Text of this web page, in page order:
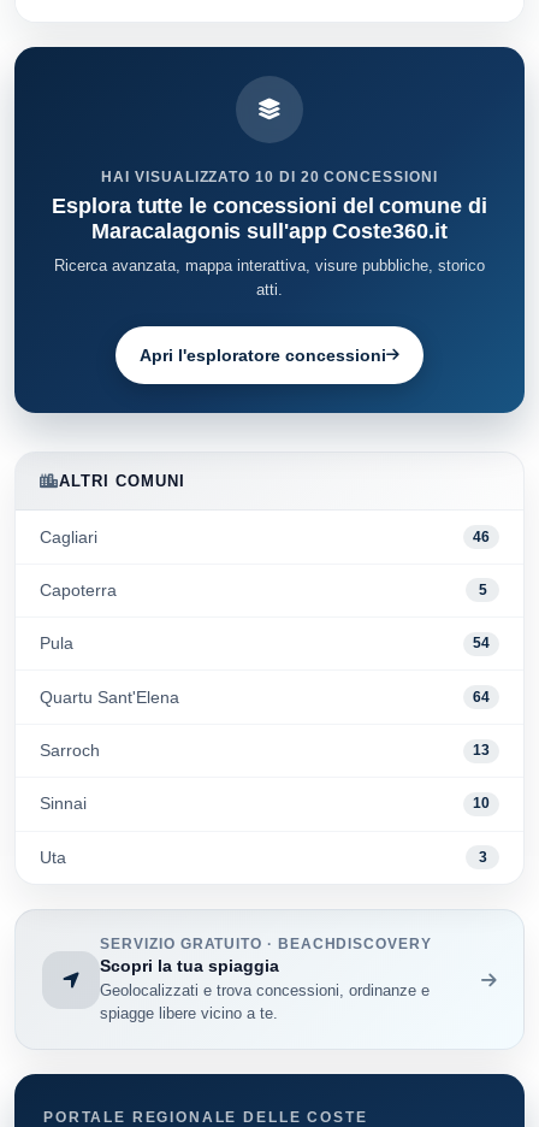
ALTRI COMUNI
Cagliari 46
Capoterra 5
Pula 54
Quartu Sant'Elena 64
Sarroch 13
Sinnai 10
Uta 3
SERVIZIO GRATUITO · BEACHDISCOVERY
Scopri la tua spiaggia
Geolocalizzati e trova concessioni, ordinanze e
spiagge libere vicino a te.
PORTALE REGIONALE DELLE COSTE
HAI VISUALIZZATO 10 DI 20 CONCESSIONI
Esplora tutte le concessioni del comune di
Maracalagonis sull'app Coste360.it
Ricerca avanzata, mappa interattiva, visure pubbliche, storico
atti.
Apri l'esploratore concessioni